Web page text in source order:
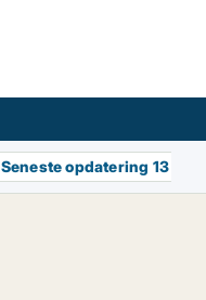
Seneste opdatering 13